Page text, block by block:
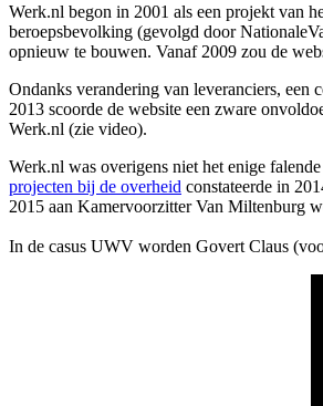
Werk.nl begon in 2001 als een projekt van
beroepsbevolking (gevolgd door
opnieuw te bouwen. Vanaf 2009 zou de
Ondanks verandering van leveranciers, een
2013 scoorde de website een zware
Werk.nl (zie video).
Werk.nl was overigens niet het enige
projecten bij de overheid constateerde in
2015 aan Kamervoorzitter Van Miltenburg
In de casus UWV worden Govert Claus